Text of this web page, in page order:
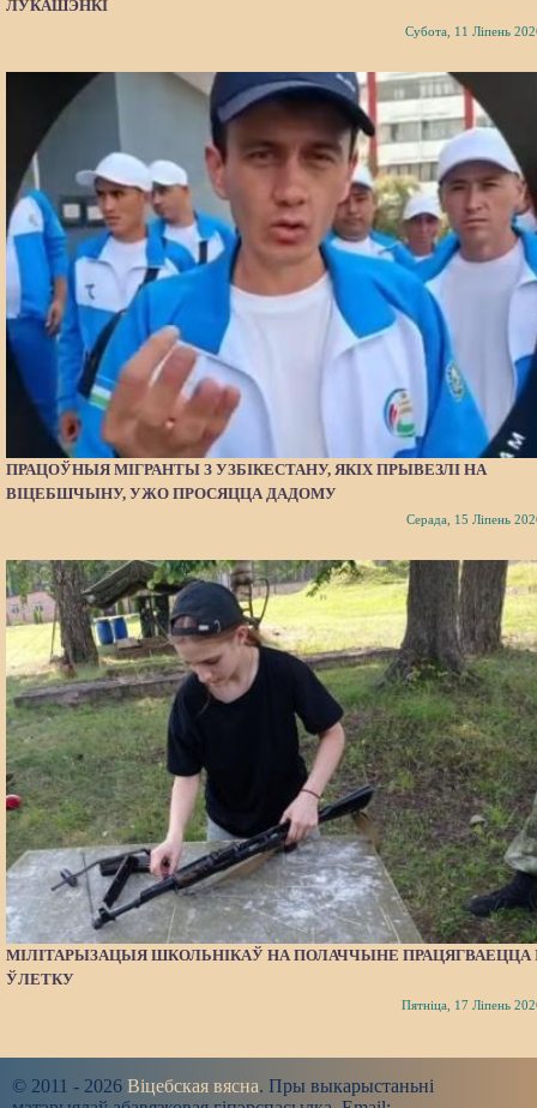
ЛУКАШЭНКІ
Субота, 11 Ліпень
ПРАЦОЎНЫЯ МІГРАНТЫ З УЗБІКЕСТАНУ, ЯКІХ ПРЫВЕЗЛІ НА
ВІЦЕБШЧЫНУ, УЖО ПРОСЯЦЦА ДАДОМУ
Серада, 15 Ліпень
МІЛІТАРЫЗАЦЫЯ ШКОЛЬНІКАЎ НА ПОЛАЧЧЫНЕ ПРАЦЯГВАЕЦЦА
ЎЛЕТКУ
Пятніца, 17 Ліпень
© 2011 - 2026 Віцебская вясна. Пры выкарыстаньні